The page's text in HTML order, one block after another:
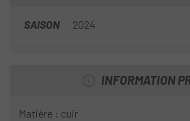
SAISON 2024
INFORMATION
Matière : cuir